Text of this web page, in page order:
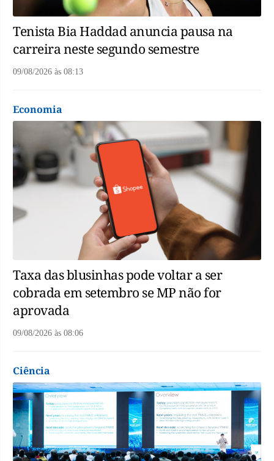
Tenista Bia Haddad anuncia pausa na
carreira neste segundo semestre
09/08/2026 às 08:13
Economia
Taxa das blusinhas pode voltar a ser
cobrada em setembro se MP não for
aprovada
09/08/2026 às 08:06
Ciência